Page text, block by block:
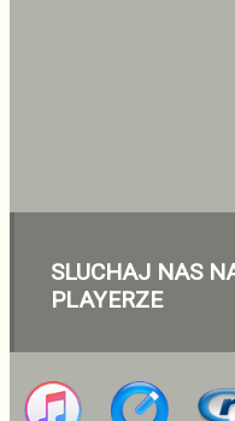
SLUCHAJ NAS
PLAYERZE